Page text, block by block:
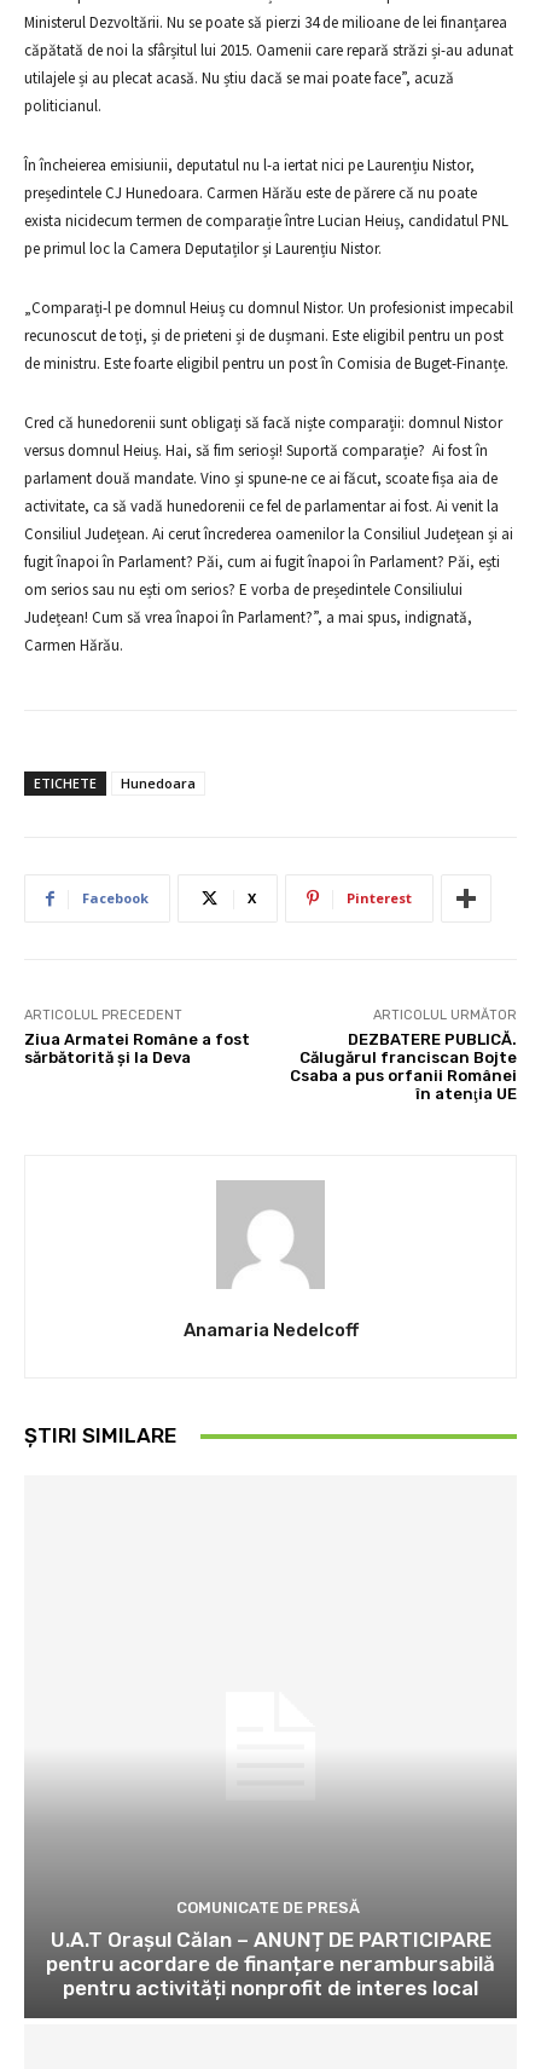
Ministerul Dezvoltării. Nu se poate să pierzi 34 de milioane de lei finanțarea
căpătată de noi la sfârșitul lui 2015. Oamenii care repară străzi și-au adunat
utilajele și au plecat acasă. Nu știu dacă se mai poate face”, acuză
politicianul.
În încheierea emisiunii, deputatul nu l-a iertat nici pe Laurențiu Nistor,
președintele CJ Hunedoara. Carmen Hărău este de părere că nu poate
exista nicidecum termen de comparație între Lucian Heiuș, candidatul PNL
pe primul loc la Camera Deputaților și Laurențiu Nistor.
„Comparați-l pe domnul Heiuș cu domnul Nistor. Un profesionist impecabil
recunoscut de toți, și de prieteni și de dușmani. Este eligibil pentru un post
de ministru. Este foarte eligibil pentru un post în Comisia de Buget-Finanțe.
Cred că hunedorenii sunt obligați să facă niște comparații: domnul Nistor
versus domnul Heiuș. Hai, să fim serioși! Suportă comparație? Ai fost în
parlament două mandate. Vino și spune-ne ce ai făcut, scoate fișa aia de
activitate, ca să vadă hunedorenii ce fel de parlamentar ai fost. Ai venit la
Consiliul Județean. Ai cerut încrederea oamenilor la Consiliul Județean și ai
fugit înapoi în Parlament? Păi, cum ai fugit înapoi în Parlament? Păi, ești
om serios sau nu ești om serios? E vorba de președintele Consiliului
Județean! Cum să vrea înapoi în Parlament?”, a mai spus, indignată,
Carmen Hărău.
ETICHETE Hunedoara
Facebook X Pinterest
ARTICOLUL PRECEDENT
Ziua Armatei Române a fost
sărbătorită şi la Deva
ARTICOLUL URMĂTOR
DEZBATERE PUBLICĂ.
Călugărul franciscan Bojte
Csaba a pus orfanii Românei
în atenţia UE
Anamaria Nedelcoff
ȘTIRI SIMILARE
COMUNICATE DE PRESĂ
U.A.T Orașul Călan – ANUNȚ DE PARTICIPARE
pentru acordare de finanțare nerambursabilă
pentru activități nonprofit de interes local